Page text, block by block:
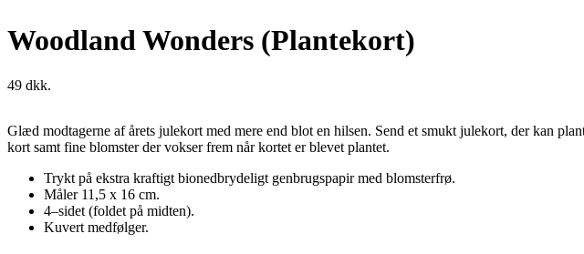
Woodland Wonders (Plantekort)
49 dkk.
Glæd modtagerne af årets julekort med mere end blot en hilsen. Send et smukt julekort, der kan
kort samt fine blomster der vokser frem når kortet er blevet plantet.
Trykt på ekstra kraftigt bionedbrydeligt genbrugspapir med blomsterfrø.
Måler 11,5 x 16 cm.
4–sidet (foldet på midten).
Kuvert medfølger.